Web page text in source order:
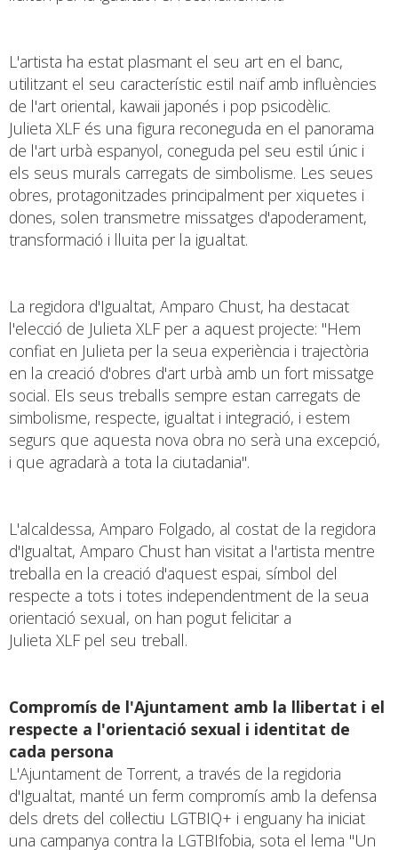
L'artista ha estat plasmant el seu art en el banc,
utilitzant el seu característic estil naïf amb influències
de l'art oriental, kawaii japonés i pop psicodèlic.
Julieta XLF és una figura reconeguda en el panorama
de l'art urbà espanyol, coneguda pel seu estil únic i
els seus murals carregats de simbolisme. Les seues
obres, protagonitzades principalment per xiquetes i
dones, solen transmetre missatges d'apoderament,
transformació i lluita per la igualtat.
La regidora d'Igualtat, Amparo Chust, ha destacat
l'elecció de Julieta XLF per a aquest projecte: "Hem
confiat en Julieta per la seua experiència i trajectòria
en la creació d'obres d'art urbà amb un fort missatge
social. Els seus treballs sempre estan carregats de
simbolisme, respecte, igualtat i integració, i estem
segurs que aquesta nova obra no serà una excepció,
i que agradarà a tota la ciutadania".
L'alcaldessa, Amparo Folgado, al costat de la regidora
d'Igualtat, Amparo Chust han visitat a l'artista mentre
treballa en la creació d'aquest espai, símbol del
respecte a tots i totes independentment de la seua
orientació sexual, on han pogut felicitar a
Julieta XLF pel seu treball.
Compromís de l'Ajuntament amb la llibertat i el
respecte a l'orientació sexual i identitat de
cada persona
L'Ajuntament de Torrent, a través de la regidoria
d'Igualtat, manté un ferm compromís amb la defensa
dels drets del col·lectiu LGTBIQ+ i enguany ha iniciat
una campanya contra la LGTBIfobia, sota el lema "Un